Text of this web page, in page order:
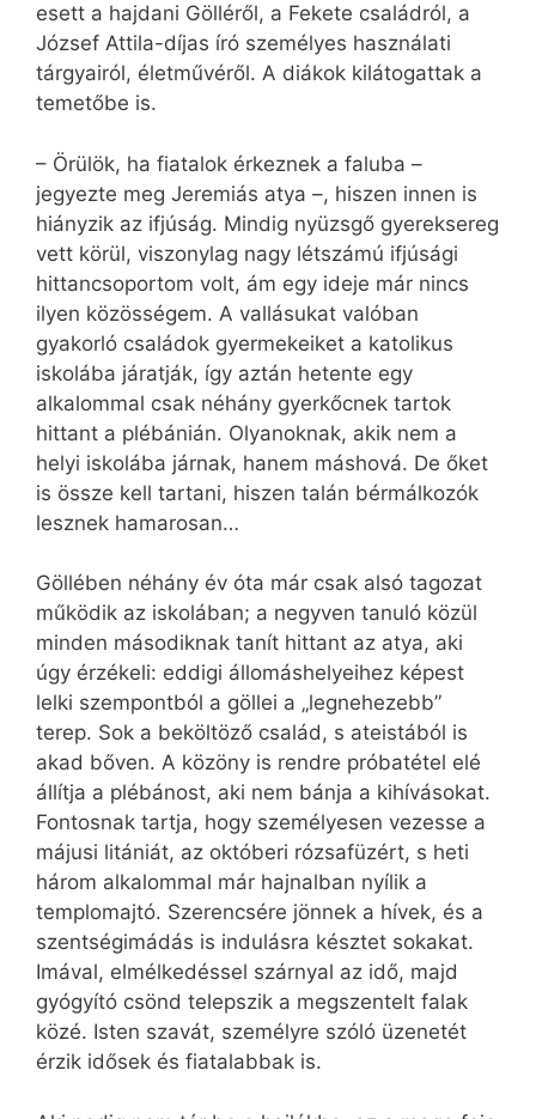
esett a hajdani Gölléről, a Fekete családról, a
József Attila-díjas író személyes használati
tárgyairól, életművéről. A diákok kilátogattak a
temetőbe is.
– Örülök, ha fiatalok érkeznek a faluba –
jegyezte meg Jeremiás atya –, hiszen innen is
hiányzik az ifjúság. Mindig nyüzsgő gyereksereg
vett körül, viszonylag nagy létszámú ifjúsági
hittancsoportom volt, ám egy ideje már nincs
ilyen közösségem. A vallásukat valóban
gyakorló családok gyermekeiket a katolikus
iskolába járatják, így aztán hetente egy
alkalommal csak néhány gyerkőcnek tartok
hittant a plébánián. Olyanoknak, akik nem a
helyi iskolába járnak, hanem máshová. De őket
is össze kell tartani, hiszen talán bérmálkozók
lesznek hamarosan…
Göllében néhány év óta már csak alsó tagozat
működik az iskolában; a negyven tanuló közül
minden másodiknak tanít hittant az atya, aki
úgy érzékeli: eddigi állomáshelyeihez képest
lelki szempontból a göllei a „legnehezebb”
terep. Sok a beköltöző család, s ateistából is
akad bőven. A közöny is rendre próbatétel elé
állítja a plébánost, aki nem bánja a kihívásokat.
Fontosnak tartja, hogy személyesen vezesse a
májusi litániát, az októberi rózsafüzért, s heti
három alkalommal már hajnalban nyílik a
templomajtó. Szerencsére jönnek a hívek, és a
szentségimádás is indulásra késztet sokakat.
Imával, elmélkedéssel szárnyal az idő, majd
gyógyító csönd telepszik a megszentelt falak
közé. Isten szavát, személyre szóló üzenetét
érzik idősek és fiatalabbak is.